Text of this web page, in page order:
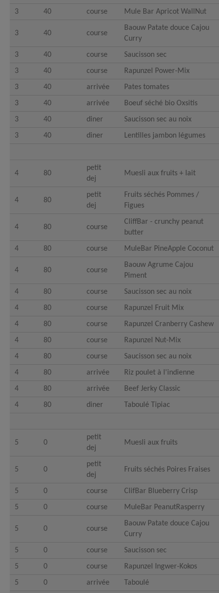
3 40 course Mule Bar Apricot WallNut
3 40 course
Baouw Patate douce Cajou
Curry
3 40 course Saucisson sec
3 40 course Rapunzel Power-Mix
3 40 arrivée Pates tomates
3 40 arrivée Boeuf séché bio Oxsitis
3 40 diner Saucisson sec au noix
3 40 diner Lentilles jambon légumes
4 80
petit
dej
Muesli aux fruits + lait
4 80
petit
dej
Fruits séchés Pommes /
Figues
4 80 course
CliffBar - crunchy peanut
butter
4 80 course MuleBar PineApple Coconut
4 80 course
Baouw Agrume Cajou
Piment
4 80 course Saucisson sec au noix
4 80 course Rapunzel Fruit Mix
4 80 course Rapunzel Cranberry Cashew
4 80 course Rapunzel Nut-Mix
4 80 course Saucisson sec au noix
4 80 arrivée Riz poulet à l'indienne
4 80 arrivée Beef Jerky Classic
4 80 diner Taboulé Tipiac
5 0
petit
dej
Muesli aux fruits
5 0
petit
dej
Fruits séchés Poires Fraises
5 0 course ClifBar Blueberry Crisp
5 0 course MuleBar PeanutRasperry
5 0 course
Baouw Patate douce Cajou
Curry
5 0 course Saucisson sec
5 0 course Rapunzel Ingwer-Kokos
5 0 arrivée Taboulé